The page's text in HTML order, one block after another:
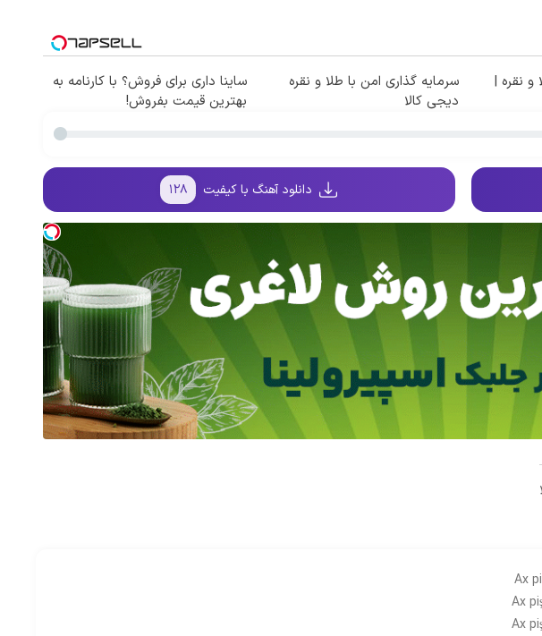
و نقره |
سرمایه گذاری امن با طلا و نقره
دیجی کالا
ساینا داری برای فروش؟ با کارنامه به
بهترین قیمت بفروش!
دانلود آهنگ با کیفیت ۱۲۸
Ax
Ax
Ax